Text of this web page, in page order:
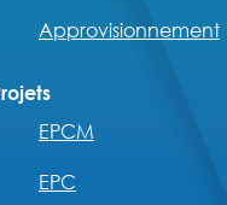
Approvisionnement
EPCM
EPC